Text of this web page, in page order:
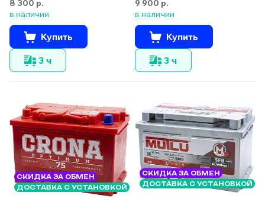
8 300 р.
в наличии
Купить
3 ч
9 900 р.
в наличии
Купить
3 ч
СКИДКА ЗА ОБМЕН
ДОСТАВКА С УСТАНОВКОЙ
СКИДКА ЗА ОБМЕН
ДОСТАВКА С УСТАНОВКОЙ